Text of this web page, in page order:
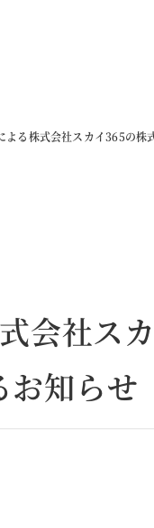
よる株式会社スカイ365の株
会社ス
お知らせ